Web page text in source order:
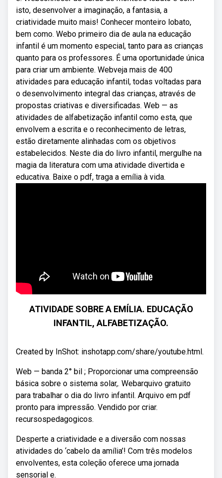
isto, desenvolver a imaginação, a fantasia, a
criatividade muito mais! Conhecer monteiro lobato,
bem como. Webo primeiro dia de aula na educação
infantil é um momento especial, tanto para as crianças
quanto para os professores. É uma oportunidade única
para criar um ambiente. Webveja mais de 400
atividades para educação infantil, todas voltadas para
o desenvolvimento integral das crianças, através de
propostas criativas e diversificadas. Web — as
atividades de alfabetização infantil como esta, que
envolvem a escrita e o reconhecimento de letras,
estão diretamente alinhadas com os objetivos
estabelecidos. Neste dia do livro infantil, mergulhe na
magia da literatura com uma atividade divertida e
educativa. Baixe o pdf, traga a emília à vida.
ATIVIDADE SOBRE A EMÍLIA. EDUCAÇÃO
INFANTIL, ALFABETIZAÇÃO.
Created by InShot: inshotapp.com/share/youtube.html.
Web — banda 2° bil ; Proporcionar uma compreensão
básica sobre o sistema solar,. Webarquivo gratuito
para trabalhar o dia do livro infantil. Arquivo em pdf
pronto para impressão. Vendido por criar.
recursospedagogicos.
Desperte a criatividade e a diversão com nossas
atividades do ‘cabelo da amília’! Com três modelos
envolventes, esta coleção oferece uma jornada
sensorial e.